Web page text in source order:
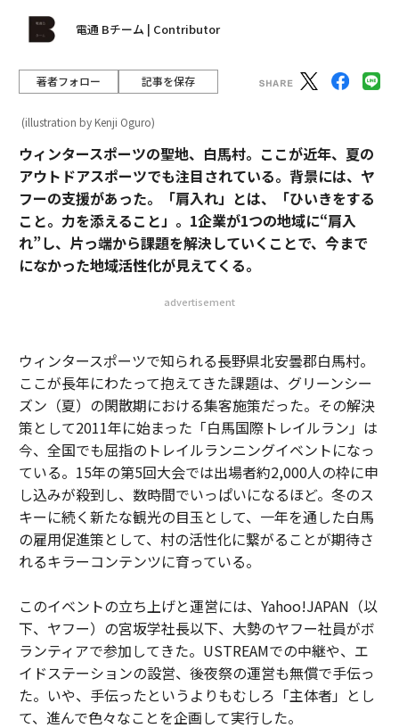
電通 Bチーム | Contributor
著者フォロー 記事を保存
(illustration by Kenji Oguro)
ウィンタースポーツの聖地、白馬村。ここが近年、夏の
アウトドアスポーツでも注目されている。背景には、ヤ
フーの支援があった。「肩入れ」とは、「ひいきをする
こと。力を添えること」。1企業が1つの地域に“肩入
れ”し、片っ端から課題を解決していくことで、今まで
になかった地域活性化が見えてくる。
advertisement
ウィンタースポーツで知られる長野県北安曇郡白馬村。
ここが長年にわたって抱えてきた課題は、グリーンシー
ズン（夏）の閑散期における集客施策だった。その解決
策として2011年に始まった「白馬国際トレイルラン」は
今、全国でも屈指のトレイルランニングイベントになっ
ている。15年の第5回大会では出場者約2,000人の枠に申
し込みが殺到し、数時間でいっぱいになるほど。冬のス
キーに続く新たな観光の目玉として、一年を通した白馬
の雇用促進策として、村の活性化に繋がることが期待さ
れるキラーコンテンツに育っている。
このイベントの立ち上げと運営には、Yahoo!JAPAN（以
下、ヤフー）の宮坂学社長以下、大勢のヤフー社員がボ
ランティアで参加してきた。USTREAMでの中継や、エ
イドステーションの設営、後夜祭の運営も無償で手伝っ
た。いや、手伝ったというよりもむしろ「主体者」とし
て、進んで色々なことを企画して実行した。